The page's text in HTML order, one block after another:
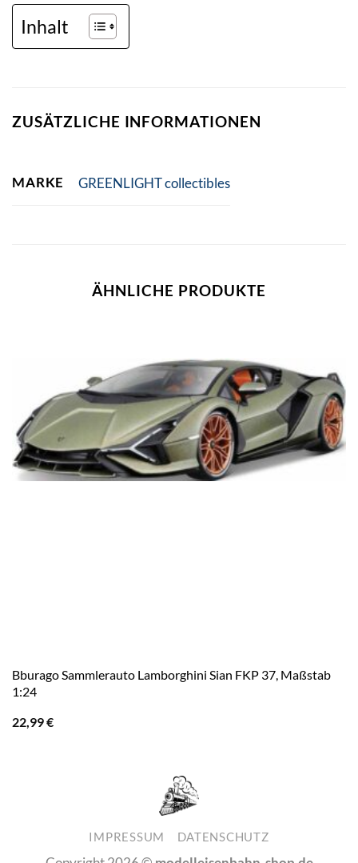
Inhalt
ZUSÄTZLICHE INFORMATIONEN
MARKE GREENLIGHT collectibles
ÄHNLICHE PRODUKTE
Bburago Sammlerauto Lamborghini Sian FKP 37, Maßstab
1:24
22,99€
IMPRESSUM DATENSCHUTZ